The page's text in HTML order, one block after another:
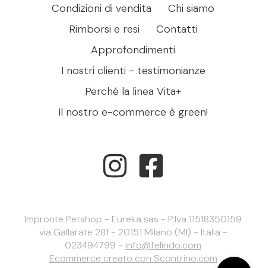
Condizioni di vendita
Chi siamo
Rimborsi e resi
Contatti
Approfondimenti
I nostri clienti - testimonianze
Perché la linea Vita+
Il nostro e-commerce è green!
Impronte Petshop - Eureka sas - P.Iva 11518350159
via Gallarate 281 - 20151 Milano (MI) - Italia -
023494799 - info@felindo.com
Ecommerce creato con Scontrino.com